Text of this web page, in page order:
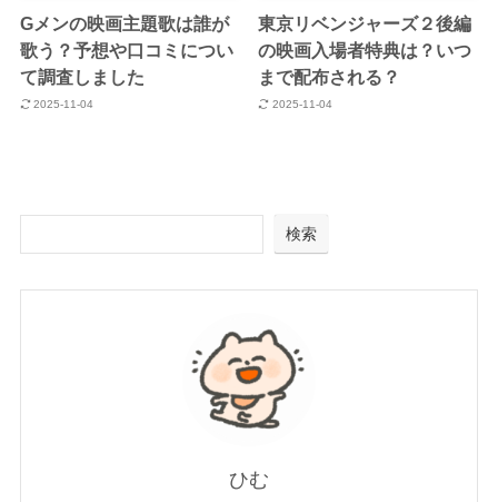
Gメンの映画主題歌は誰が
歌う？予想や口コミについ
て調査しました
2025-11-04
東京リベンジャーズ２後編
の映画入場者特典は？いつ
まで配布される？
2025-11-04
検索
ひむ